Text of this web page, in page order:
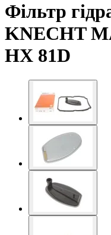
Фільтр
KNECHT
HX 81D